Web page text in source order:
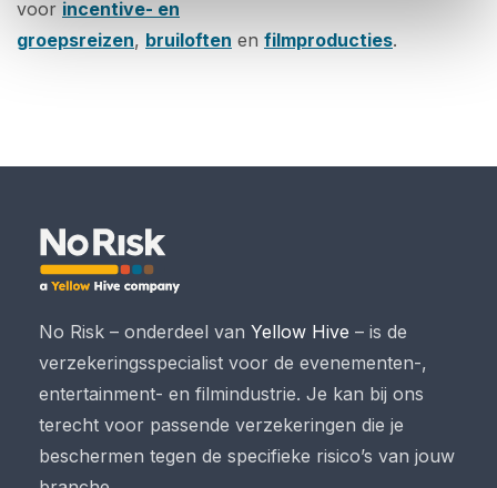
voor incentive- en
groepsreizen, bruiloften en filmproducties.
No Risk – onderdeel van Yellow Hive – is de
verzekeringsspecialist voor de evenementen-,
entertainment- en filmindustrie. Je kan bij ons
terecht voor passende verzekeringen die je
beschermen tegen de specifieke risico’s van jouw